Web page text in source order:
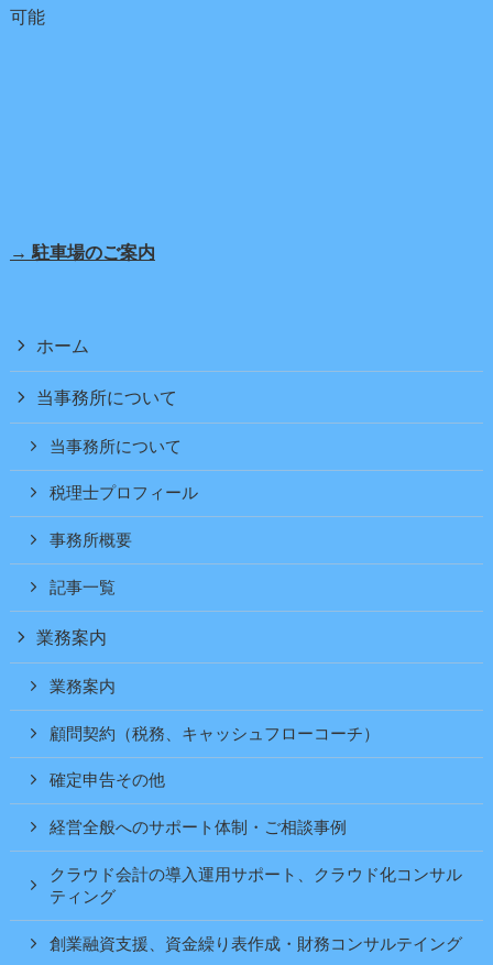
可能
→ 駐車場のご案内
ホーム
当事務所について
当事務所について
税理士プロフィール
事務所概要
記事一覧
業務案内
業務案内
顧問契約（税務、キャッシュフローコーチ）
確定申告その他
経営全般へのサポート体制・ご相談事例
クラウド会計の導入運用サポート、クラウド化コンサル
ティング
創業融資支援、資金繰り表作成・財務コンサルテイング